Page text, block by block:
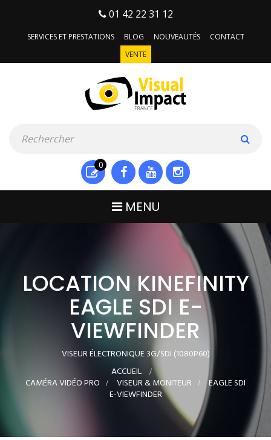
01 42 22 31 12
SERVICES ET PRESTATIONS BLOG NOUVEAUTÉS
CONTACT
VENTE
0
MENU
LOCATION KINEFINITY
EAGLE SDI E-
VIEWFINDER
VISEUR ÉLECTRONIQUE 3G/SDI (1080P60)
ACCUEIL >
CAMÉRA VIDÉO PRO > VISEUR & MONITEUR >
EAGLE SDI
E-VIEWFINDER